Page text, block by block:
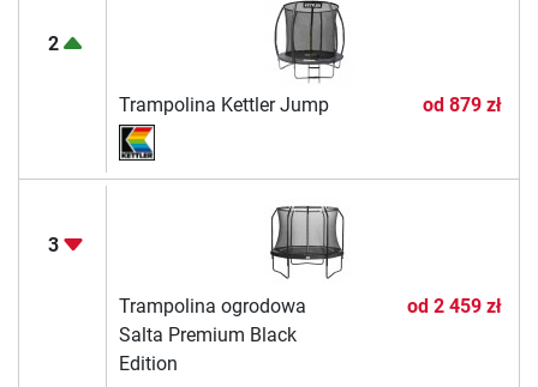
2
Trampolina Kettler Jump od 879 zł
3
Trampolina ogrodowa
Salta Premium Black
Edition
od 2 459 zł